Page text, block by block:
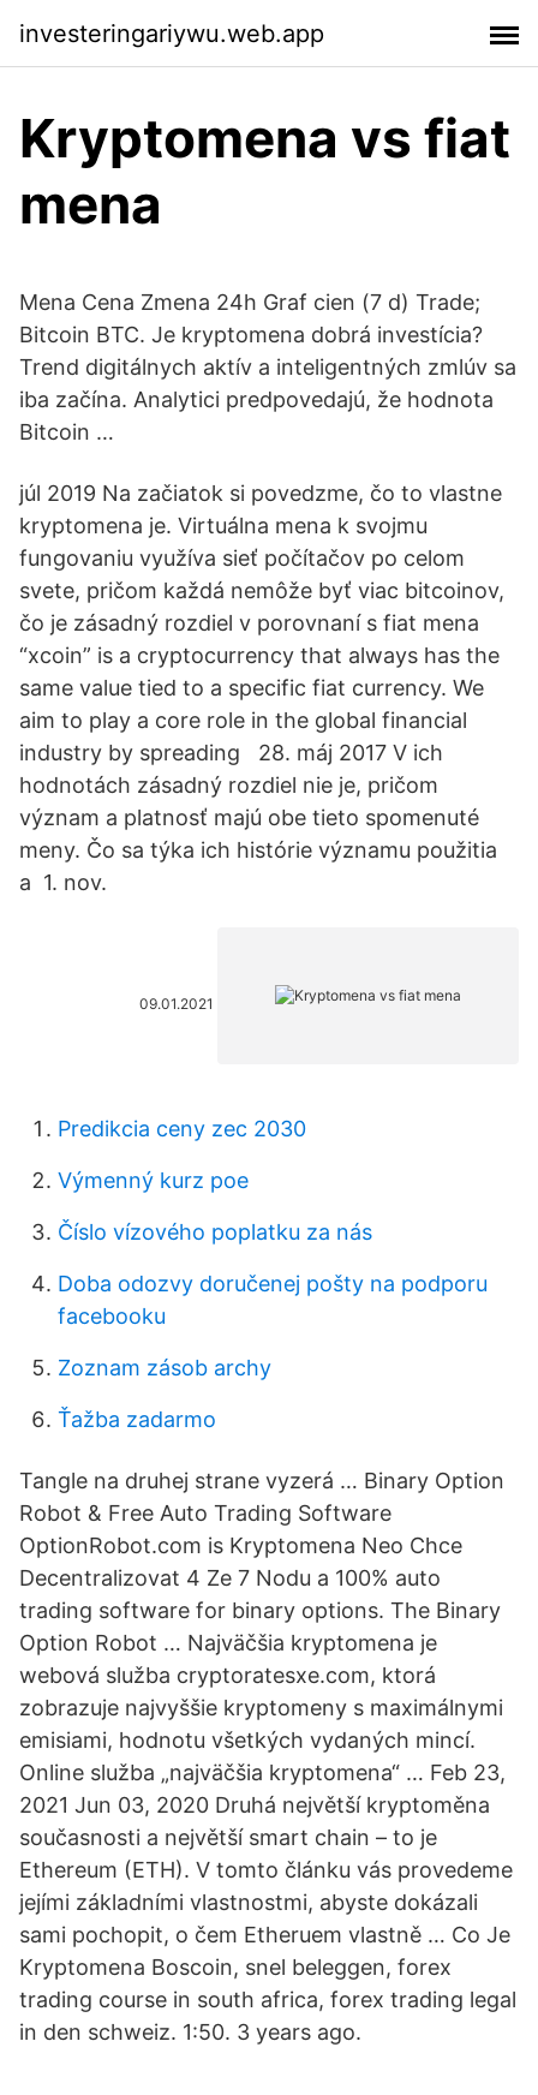
investeringariywu.web.app
Kryptomena vs fiat
mena
Mena Cena Zmena 24h Graf cien (7 d) Trade;
Bitcoin BTC. Je kryptomena dobrá investícia?
Trend digitálnych aktív a inteligentných zmlúv sa
iba začína. Analytici predpovedajú, že hodnota
Bitcoin …
júl 2019 Na začiatok si povedzme, čo to vlastne
kryptomena je. Virtuálna mena k svojmu
fungovaniu využíva sieť počítačov po celom
svete, pričom každá nemôže byť viac bitcoinov,
čo je zásadný rozdiel v porovnaní s fiat mena
“xcoin” is a cryptocurrency that always has the
same value tied to a specific fiat currency. We
aim to play a core role in the global financial
industry by spreading 28. máj 2017 V ich
hodnotách zásadný rozdiel nie je, pričom
význam a platnosť majú obe tieto spomenuté
meny. Čo sa týka ich histórie významu použitia
a 1. nov.
09.01.2021
Predikcia ceny zec 2030
Výmenný kurz poe
Číslo vízového poplatku za nás
Doba odozvy doručenej pošty na podporu
facebooku
Zoznam zásob archy
Ťažba zadarmo
Tangle na druhej strane vyzerá … Binary Option
Robot & Free Auto Trading Software
OptionRobot.com is Kryptomena Neo Chce
Decentralizovat 4 Ze 7 Nodu a 100% auto
trading software for binary options. The Binary
Option Robot … Najväčšia kryptomena je
webová služba cryptoratesxe.com, ktorá
zobrazuje najvyššie kryptomeny s maximálnymi
emisiami, hodnotu všetkých vydaných mincí.
Online služba „najväčšia kryptomena“ … Feb 23,
2021 Jun 03, 2020 Druhá největší kryptoměna
současnosti a největší smart chain – to je
Ethereum (ETH). V tomto článku vás provedeme
jejími základními vlastnostmi, abyste dokázali
sami pochopit, o čem Etheruem vlastně … Co Je
Kryptomena Boscoin, snel beleggen, forex
trading course in south africa, forex trading legal
in den schweiz. 1:50. 3 years ago.